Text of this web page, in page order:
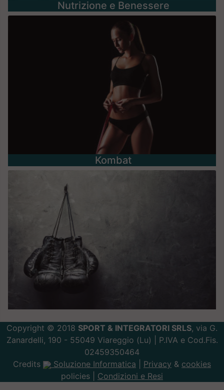
Nutrizione e Benessere
Kombat
Copyright © 2018 SPORT & INTEGRATORI SRLS, via G.
Zanardelli, 190 - 55049 Viareggio (Lu) | P.IVA e Cod.Fis.
02459350464
Credits
Soluzione Informatica Privacy & cookies
policies | Condizioni e Resi